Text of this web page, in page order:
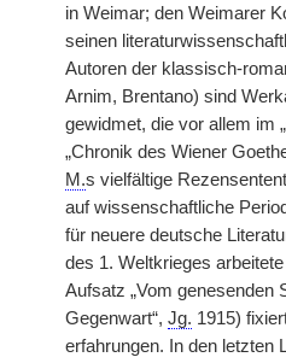
in Weimar; den Weimarer
seinen
Autoren der klassisch-
Arnim, Brentano) sind
gewidmet, die vor allem im
„Chronik des Wiener
M.s vielfältige
auf wissenschaftliche
für neuere deutsche
des 1. Weltkrieges arbeitete
Aufsatz „Vom genesenden
Gegenwart“, Jg. 1915)
erfahrungen. In den letzten